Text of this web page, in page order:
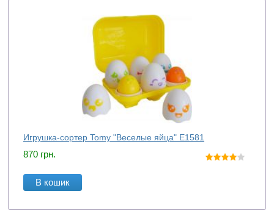
Игрушка-сортер Tomy "Веселые яйца" E1581
870 грн.
В кошик